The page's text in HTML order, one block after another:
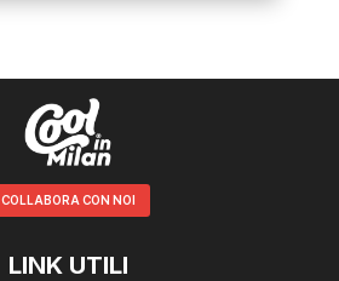
COLLABORA CON NOI
LINK UTILI